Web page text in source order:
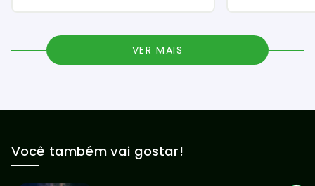
VER MAIS
Você também vai gostar!